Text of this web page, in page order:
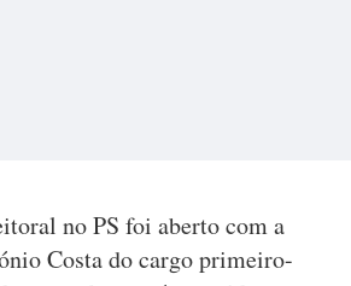
no PS foi aberto com a
Costa do cargo primeiro-